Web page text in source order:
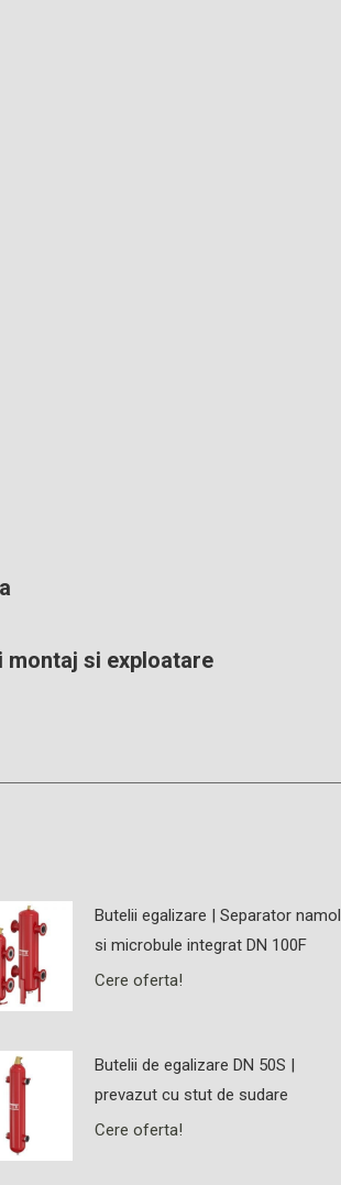
montaj si exploatare
Butelii egalizare | Separator namol
si microbule integrat DN 100F
Cere oferta!
Butelii de egalizare DN 50S |
prevazut cu stut de sudare
Cere oferta!